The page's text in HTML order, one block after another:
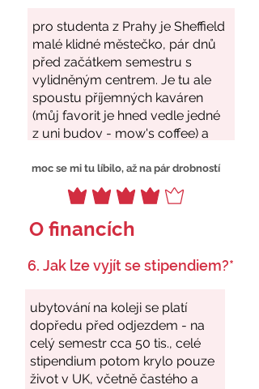
moc se mi tu líbilo, až na pár drobností
O financích
6. Jak lze vyjít se stipendiem?*